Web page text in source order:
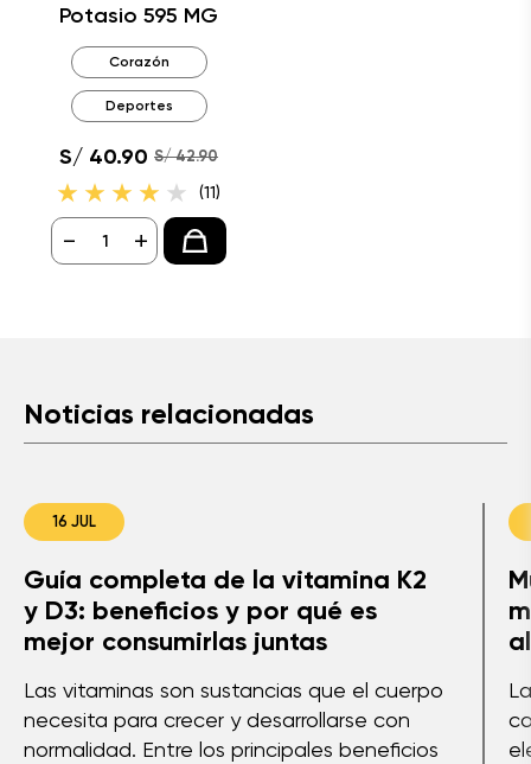
Potasio 595 MG
Corazón
Deportes
S/ 40.90 S/ 42.90
(11)
- +
Noticias relacionadas
Guía completa de la vitamina K2
y D3: beneficios y por qué es
mejor consumirlas juntas
Las vitaminas son sustancias que el cuerpo
necesita para crecer y desarrollarse con
normalidad. Entre los principales beneficios
16 JUL